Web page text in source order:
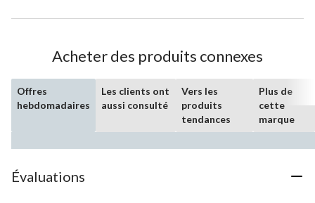
Acheter des produits connexes
Offres
hebdomadaires
Les clients ont
aussi consulté
Vers les
produits
tendances
Plus de
cette
marque
Évaluations